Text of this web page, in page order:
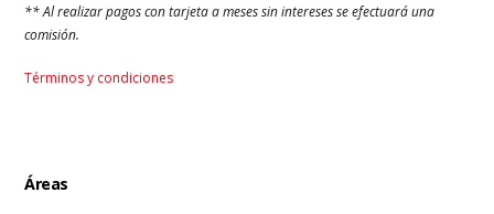
** Al realizar pagos con tarjeta a meses sin intereses se efectuará una
comisión.
Términos y condiciones
Áreas